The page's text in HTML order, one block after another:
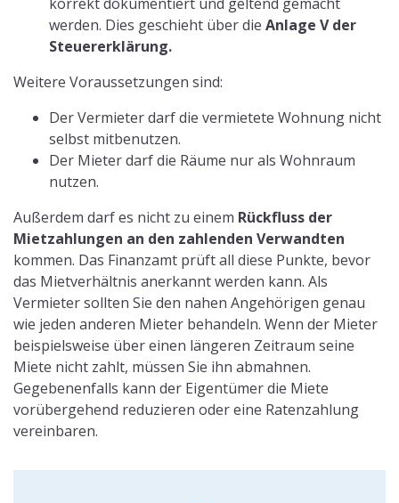
korrekt dokumentiert und geltend gemacht
werden. Dies geschieht über die Anlage V der
Steuererklärung.
Weitere Voraussetzungen sind:
Der Vermieter darf die vermietete Wohnung nicht
selbst mitbenutzen.
Der Mieter darf die Räume nur als Wohnraum
nutzen.
Außerdem darf es nicht zu einem Rückfluss der
Mietzahlungen an den zahlenden Verwandten
kommen. Das Finanzamt prüft all diese Punkte, bevor
das Mietverhältnis anerkannt werden kann. Als
Vermieter sollten Sie den nahen Angehörigen genau
wie jeden anderen Mieter behandeln. Wenn der Mieter
beispielsweise über einen längeren Zeitraum seine
Miete nicht zahlt, müssen Sie ihn abmahnen.
Gegebenenfalls kann der Eigentümer die Miete
vorübergehend reduzieren oder eine Ratenzahlung
vereinbaren.